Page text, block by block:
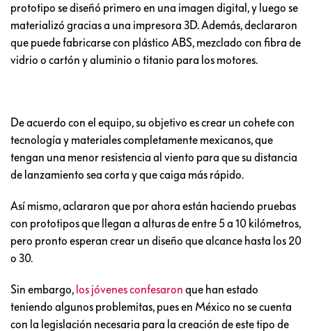
prototipo se diseñó primero en una imagen digital, y luego se
materializó gracias a una impresora 3D. Además, declararon
que puede fabricarse con plástico ABS, mezclado con fibra de
vidrio o cartón y aluminio o titanio para los motores.
De acuerdo con el equipo, su objetivo es crear un cohete con
tecnología y materiales completamente mexicanos, que
tengan una menor resistencia al viento para que su distancia
de lanzamiento sea corta y que caiga más rápido.
Así mismo, aclararon que por ahora están haciendo pruebas
con prototipos que llegan a alturas de entre 5 a 10 kilómetros,
pero pronto esperan crear un diseño que alcance hasta los 20
o 30.
Sin embargo, los jóvenes confesaron que han estado
teniendo algunos problemitas, pues en México no se cuenta
con la legislación necesaria para la creación de este tipo de